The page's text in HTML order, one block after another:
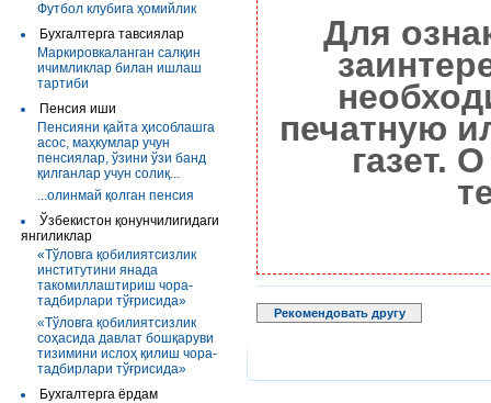
Футбол клубига ҳомийлик
Бухгалтерга тавсиялар
Маркировкаланган салқин
ичимликлар билан ишлаш
тартиби
Пенсия иши
Пенсияни қайта ҳисоблашга
асос, маҳкумлар учун
пенсиялар, ўзини ўзи банд
қилганлар учун солиқ...
...олинмай қолган пенсия
Ўзбекистон қонунчилигидаги
янгиликлар
«Тўловга қобилиятсизлик
институтини янада
такомиллаштириш чора-
тадбирлари тўғрисида»
«Тўловга қобилиятсизлик
соҳасида давлат бошқаруви
тизимини ислоҳ қилиш чора-
тадбирлари тўғрисида»
Бухгалтерга ёрдам
Для
печатную
газет.
Рекомендовать другу